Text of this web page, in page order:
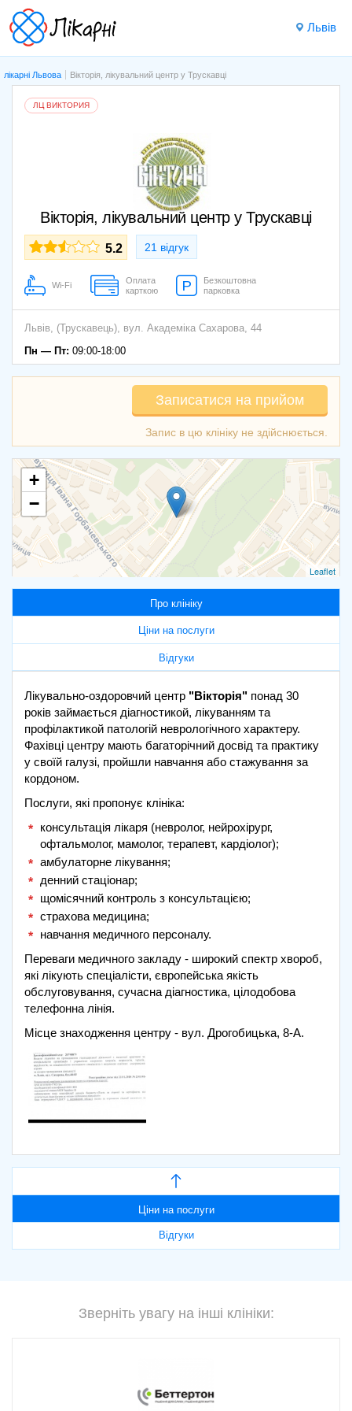
Львів
лікарні Львова Вікторія, лікувальний центр у Трускавці
ЛЦ ВИКТОРИЯ
Вікторія, лікувальний центр у Трускавці
5.2 21 відгук
Wi-Fi
Оплата
карткою
Безкоштовна
парковка
Львів, (Трускавець) вул. Академіка Сахарова, 44
Пн — Пт: 09:00-18:00
Записатися на прийом
+
−
Leaflet
Про клініку
Ціни на послуги
Відгуки
Лікувально-оздоровчий центр "Вікторія" понад 30
років займається діагностикой, лікуванням та
профілактикой патологій неврологічного характеру.
Фахівці центру мають багаторічний досвід та практику
у своїй галузі, пройшли навчання або стажування за
кордоном.
Послуги, які пропонує клініка:
консультація лікаря (невролог, нейрохірург,
офтальмолог, мамолог, терапевт, кардіолог);
амбулаторне лікування;
денний стаціонар;
щомісячний контроль з консультацією;
страхова медицина;
навчання медичного персоналу.
Переваги медичного закладу - широкий спектр хвороб,
які лікують спеціалісти, європейська якість
обслуговування, сучасна діагностика, цілодобова
телефонна лінія.
Місце знаходження центру - вул. Дрогобицька, 8-А.
Ціни на послуги
Відгуки
Зверніть увагу на інші клініки: